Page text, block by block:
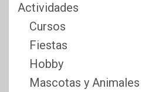
Actividades
Cursos
Fiestas
Hobby
Mascotas y Animales